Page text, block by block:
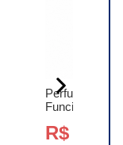
Perfume para
Funcional
R$ 95,00